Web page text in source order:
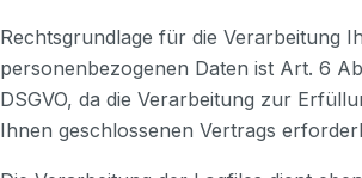
Rechtsgrundlage für die Verarbeitung
personenbezogenen Daten ist Art. 6
DSGVO, da die Verarbeitung zur
Ihnen geschlossenen Vertrags